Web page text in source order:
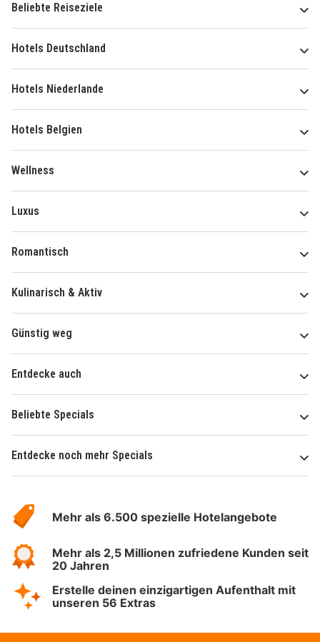
Beliebte Reiseziele
Hotels Deutschland
Hotels Niederlande
Hotels Belgien
Wellness
Luxus
Romantisch
Kulinarisch & Aktiv
Günstig weg
Entdecke auch
Beliebte Specials
Entdecke noch mehr Specials
Hotelspecials
Mehr als 6.500 spezielle Hotelangebote
Mehr als 2,5 Millionen zufriedene Kunden seit
20 Jahren
Erstelle deinen einzigartigen Aufenthalt mit
unseren 56 Extras